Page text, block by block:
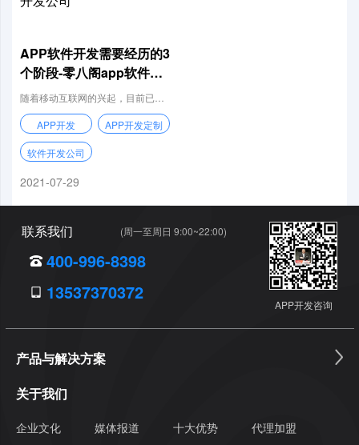
APP软件开发需要经历的3
个阶段-零八阁app软件开
发公司
APP开发
APP开发定制
软件开发公司
2021-07-29
联系我们 (周一至周日 9:00~22:00)
400-996-8398
13537370372
APP开发咨询
产品与解决方案
关于我们
企业文化 媒体报道 十大优势
代理加盟